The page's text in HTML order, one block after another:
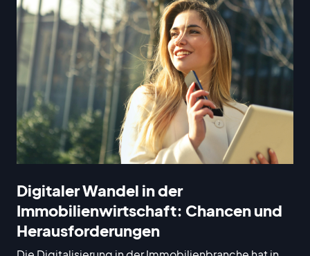
Digitaler Wandel in der
Immobilienwirtschaft: Chancen und
Herausforderungen